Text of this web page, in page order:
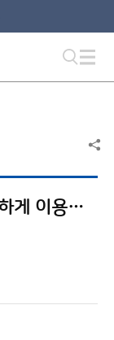
기상 자료, 이젠 한 곳에서 편리하게 이용하세요!